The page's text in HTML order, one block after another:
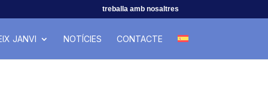
treballa amb nosaltres
JANVI NOTÍCIES CONTACTE